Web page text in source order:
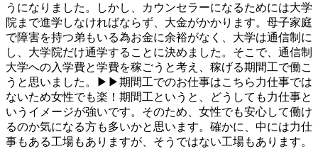
うになりました。しかし、カウンセラーになるためには大学
院まで進学しなければならず、大金がかかります。母子家庭
で障害を持つ弟もいる為お金に余裕がなく、大学は通信制に
し、大学院だけ通学することに決めました。そこで、通信制
大学への入学費と学費を稼ごうと考え、稼げる期間工で働こ
うと思いました。▶▶期間工でのお仕事はこちら力仕事では
ないため女性でも楽！期間工というと、どうしても力仕事と
いうイメージが強いです。そのため、女性でも安心して働け
るのか気になる方も多いかと思います。確かに、中には力仕
事もある工場もありますが、そうではない工場もあります。